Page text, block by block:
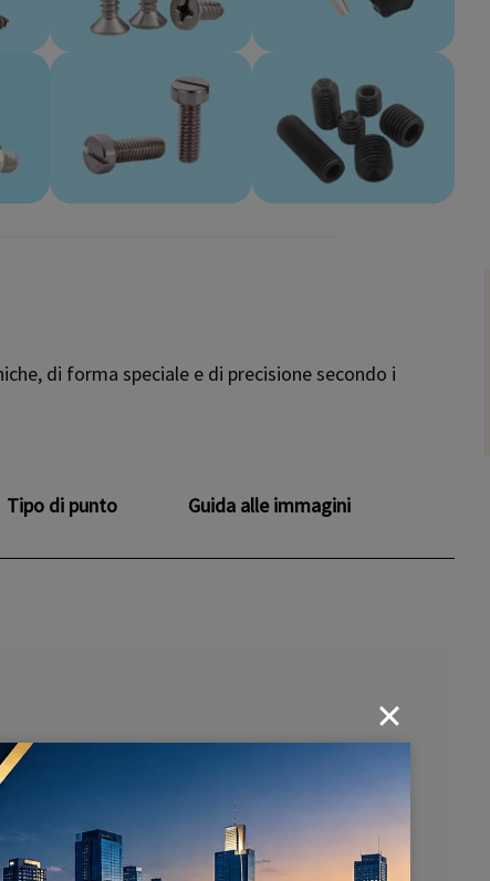
di forma speciale e di precisione secondo i
Tipo di punto Guida alle immagini